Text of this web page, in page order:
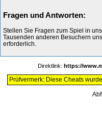
Fragen und Antworten:
Stellen Sie Fragen zum Spiel in
Tausenden anderen Besuchern
erforderlich.
Direktlink: https://
Prüfvermerk: Diese Cheats